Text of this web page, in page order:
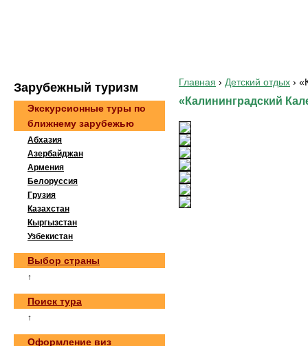
Главная › Детский отдых ›
«Калининградский
Зaрубeжный туризм
Экскурсионные туры по
ближнему зарубежью
Абхазия
Азербайджан
Армения
Белоруссия
Грузия
Казахстан
Кыргызстан
Узбекистан
Выбор страны
↑
Поиск тура
↑
Оформление виз